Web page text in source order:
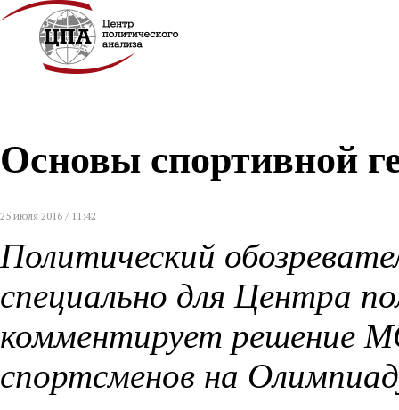
Основы спортивной
25 июля 2016 / 11:42
Политический
специально для Центра
комментирует решение
спортсменов на